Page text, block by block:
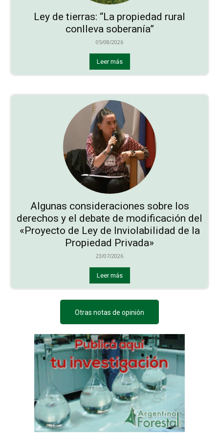
Ley de tierras: “La propiedad rural
conlleva soberanía”
05/08/2026
Leer más
Algunas consideraciones sobre los
derechos y el debate de modificación del
«Proyecto de Ley de Inviolabilidad de la
Propiedad Privada»
23/07/2026
Leer más
Otras notas de opinión